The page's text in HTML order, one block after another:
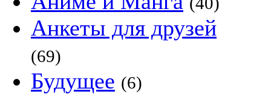
Анкеты для друзей
(69)
Будущее (6)